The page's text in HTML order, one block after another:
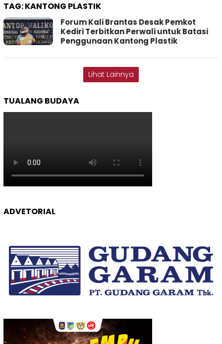
TAG:KANTONG PLASTIK
Forum Kali Brantas Desak Pemkot
Kediri Terbitkan Perwali untuk Batasi
Penggunaan Kantong Plastik
Lihat Lainnya
TUALANG BUDAYA
ADVETORIAL